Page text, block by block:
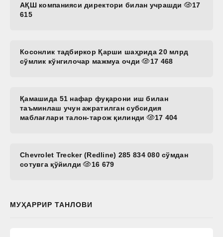
АҚШ компанияси директори билан учрашди
17
615
Косонлик тадбиркор Қарши шаҳрида 20 млрд
сўмлик кўнгилочар мажмуа очди
17 468
Қамашида 51 нафар фуқарони иш билан
таъминлаш учун ажратилган субсидия
маблағлари талон-тарож қилинди
17 404
Chevrolet Trecker (Redline) 285 834 080 сўмдан
сотувга қўйилди
16 679
МУҲАРРИР ТАНЛОВИ